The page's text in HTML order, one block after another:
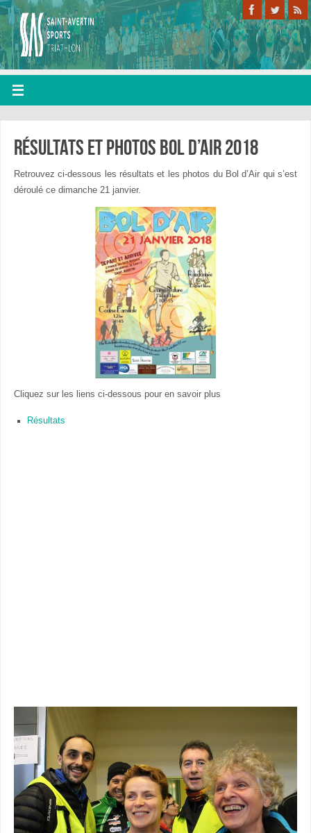
Résultats et photos bol d’air 2018
Retrouvez ci-dessous les résultats et les photos du Bol d’Air qui s’est
déroulé ce dimanche 21 janvier.
Cliquez sur les liens ci-dessous pour en savoir plus
Résultats